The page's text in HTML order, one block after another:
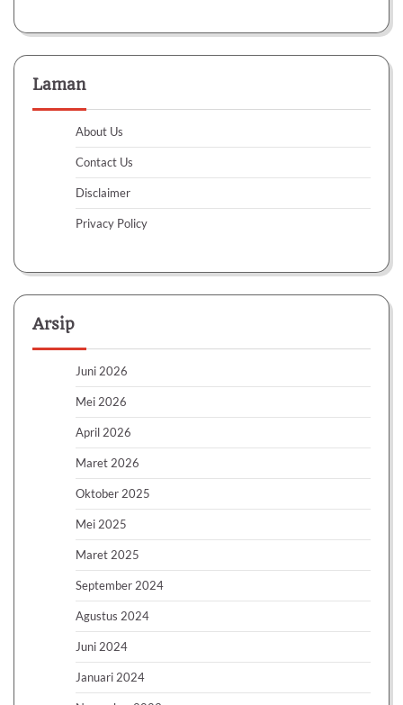
Laman
About Us
Contact Us
Disclaimer
Privacy Policy
Arsip
Juni 2026
Mei 2026
April 2026
Maret 2026
Oktober 2025
Mei 2025
Maret 2025
September 2024
Agustus 2024
Juni 2024
Januari 2024